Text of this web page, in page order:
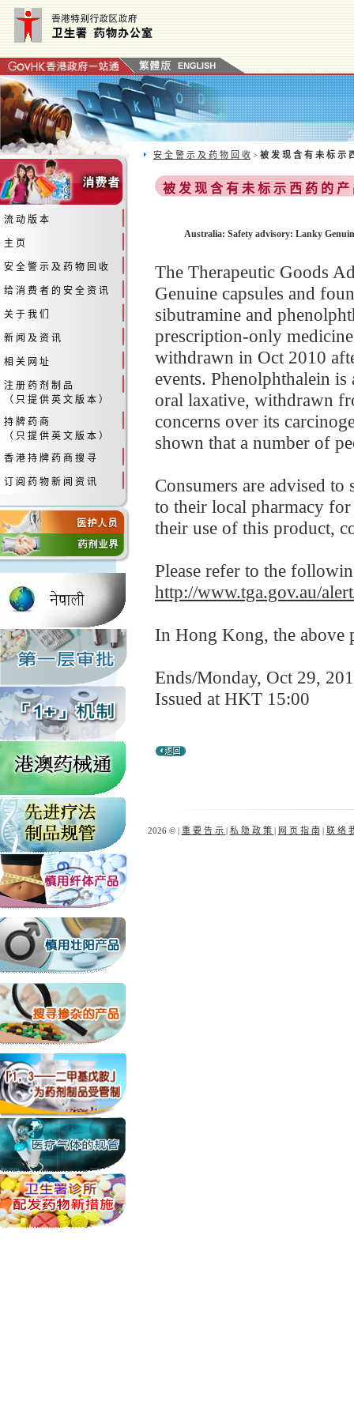
流 动 版 本
主 页
安 全 警 示 及 药 物 回 收
给 消 费 者 的 安 全 资 讯
关 于 我 们
新 闻 及 资 讯
相 关 网 址
注 册 药 剂 制 品
（ 只 提 供 英 文 版 本 ）
持 牌 药 商
（ 只 提 供 英 文 版 本 ）
香 港 持 牌 药 商 搜 寻
订 阅 药 物 新 闻 资 讯
安 全 警 示 及 药 物 回 收 > 被 发 现 含 有 未 标 示
被 发 现 含 有 未 标 示 西 药 的 产
Australia: Safety advisory: Lanky
The Therapeutic Goods
Genuine capsules and
sibutramine and
prescription-only
withdrawn in Oct 2010
events. Phenolphthalein
oral laxative, withdrawn
concerns over its
shown that a number of
Consumers are advised
to their local pharmacy
their use of this product,
Please refer to the
http://www.tga.gov.au/
In Hong Kong, the above
Ends/Monday, Oct 29,
Issued at HKT 15:00
2026 © | 重 要 告 示 | 私 隐 政 策 | 网 页 指 南| 联 络